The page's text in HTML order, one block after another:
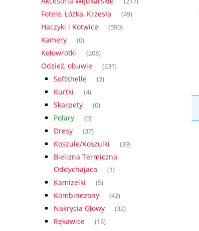
Fotele, Łóżka, Krzesła (49)
Haczyki i Kotwice (590)
Kamery (0)
Kołowrotki (208)
Odzież, obuwie (231)
Softshelle (2)
Kurtki (4)
Skarpety (0)
Polary (0)
Dresy (37)
Koszule/Koszulki (39)
Bielizna Termiczna
Oddychajaca
(1)
Kamizelki (5)
Kombinezony (42)
Nakrycia Głowy (32)
Rękawice (15)